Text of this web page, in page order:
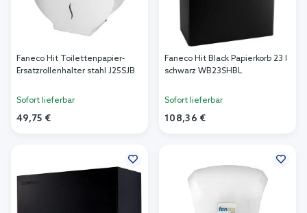
Faneco Hit Toilettenpapier-
Ersatzrollenhalter stahl J25SJB
Sofort lieferbar
49,75 €
Faneco Hit Black Papierkorb 23 l
schwarz WB23SHBL
Sofort lieferbar
108,36 €